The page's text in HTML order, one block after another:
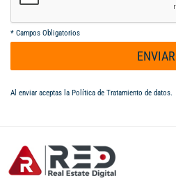
* Campos Obligatorios
ENVIAR
Al enviar aceptas la Política de Tratamiento de datos.